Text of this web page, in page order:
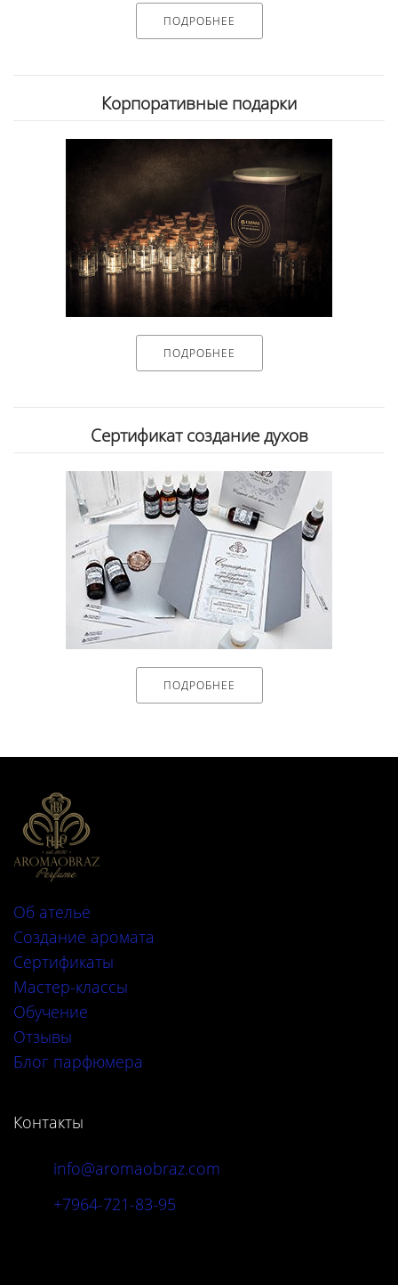
ПОДРОБНЕЕ
Корпоративные подарки
ПОДРОБНЕЕ
Сертификат создание духов
ПОДРОБНЕЕ
Об ателье
Создание аромата
Сертификаты
Мастер-классы
Обучение
Отзывы
Блог парфюмера
Контакты
info@aromaobraz.com
+7964-721-83-95